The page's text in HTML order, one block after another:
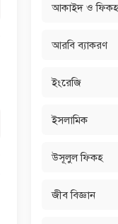
আকাইদ ও ফিকহ
আরবি ব্যাকরণ
ইংরেজি
ইসলামিক
উসূলুল ফিকহ
জীব বিজ্ঞান